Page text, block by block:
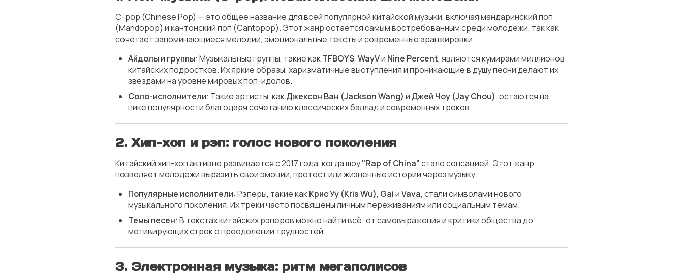
C-pop (Chinese Pop) — это общее название для всей популярной китайской музыки, включая мандаринский поп
(Mandopop) и кантонский поп (Cantopop). Этот жанр остаётся самым востребованным среди молодежи, так как
сочетает запоминающиеся мелодии, эмоциональные тексты и современные аранжировки.
Айдолы и группы: Музыкальные группы, такие какTFBOYS, WayVи Nine Percent, являются кумирами миллионов
китайских подростков. Их яркие образы, харизматичные выступления и проникающие в душу песни делают их
звездами на уровне мировых поп-идолов.
Соло-исполнители: Такие артисты, какДжексон Ван (Jackson Wang) и Джей Чоу (Jay Chou), остаются на
пике популярности благодаря сочетанию классических баллад и современных треков.
2. Хип-хоп и рэп: голос нового поколения
Китайский хип-хоп активно развивается с 2017 года, когда шоу"Rap of China"стало сенсацией. Этот жанр
позволяет молодежи выразить свои эмоции, протест или жизненные истории через музыку.
Популярные исполнители: Рэперы, такие какКрис Уу (Kris Wu), GaiиVava, стали символами нового
музыкального поколения. Их треки часто посвящены личным переживаниям или социальным темам.
Темы песен: В текстах китайских рэперов можно найти всё: от самовыражения и критики общества до
мотивирующих строк о преодолении трудностей.
3. Электронная музыка: ритм мегаполисов